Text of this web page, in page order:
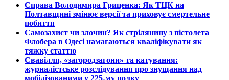
​Справа Володимира Гриценка: Як ТЦК на
Полтавщині змінює версії та приховує смертельне
побиття
​Самозахист чи злочин? Як стрілянину з пістолета
Флобера в Одесі намагаються кваліфікувати як
тяжку статтю
​Свавілля, «загородзагони» та катування:
журналістське розслідування про знущання над